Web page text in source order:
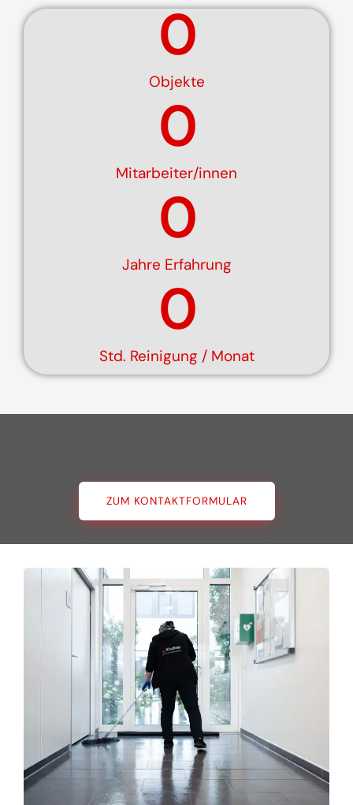
Objekte
0
Mitarbeiter/innen
0
Jahre Erfahrung
0
Std. Reinigung / Monat
0
ZUM KONTAKTFORMULAR